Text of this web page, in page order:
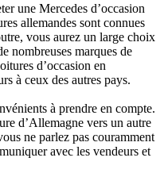
une Mercedes d’occasion
allemandes sont connues
vous aurez un large choix
nombreuses marques de
d’occasion en
à ceux des autres pays.
à prendre en compte.
d’Allemagne vers un autre
ne parlez pas couramment
avec les vendeurs et